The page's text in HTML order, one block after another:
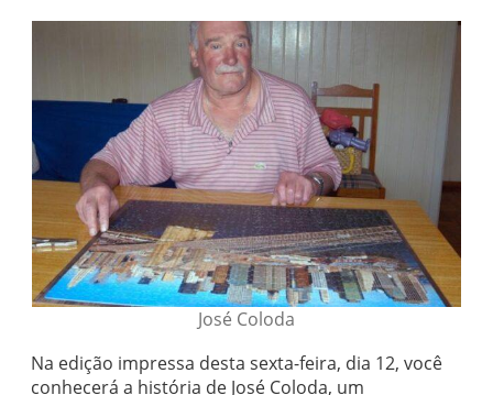
José Coloda
Na edição impressa desta sexta-feira, dia 12, você
conhecerá a história de José Coloda, um